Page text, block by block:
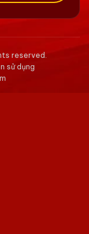
reserved.
sử dụng